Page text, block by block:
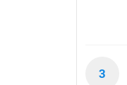
3